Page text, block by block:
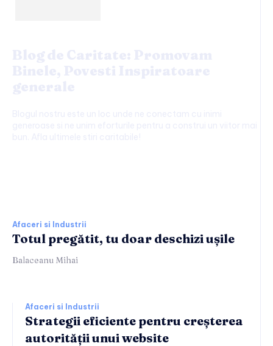
Afaceri si Industrii
Totul pregătit, tu doar deschizi ușile
Balaceanu Mihai
Afaceri si Industrii
Strategii eficiente pentru creșterea
autorității unui website